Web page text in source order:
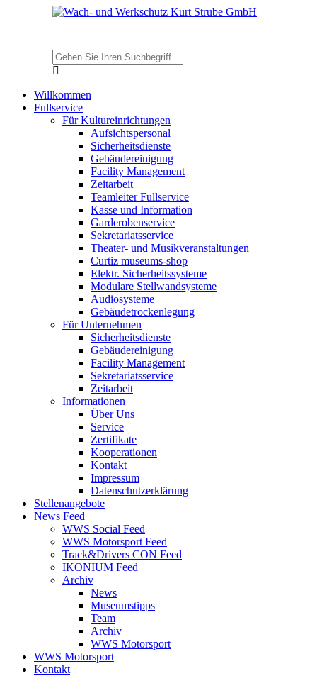
Willkommen
Fullservice
Für Kultureinrichtungen
Aufsichtspersonal
Sicherheitsdienste
Gebäudereinigung
Facility Management
Zeitarbeit
Teamleiter Fullservice
Kasse und Information
Garderobenservice
Sekretariatsservice
Theater- und Musikveranstaltungen
Curtiz museums-shop
Elektr. Sicherheitssysteme
Modulare Stellwandsysteme
Audiosysteme
Gebäudetrockenlegung
Für Unternehmen
Sicherheitsdienste
Gebäudereinigung
Facility Management
Sekretariatsservice
Zeitarbeit
Informationen
Über Uns
Service
Zertifikate
Kooperationen
Kontakt
Impressum
Datenschutzerklärung
Stellenangebote
News Feed
WWS Social Feed
WWS Motorsport Feed
Track&Drivers CON Feed
IKONIUM Feed
Archiv
News
Museumstipps
Team
Archiv
WWS Motorsport
WWS Motorsport
Kontakt